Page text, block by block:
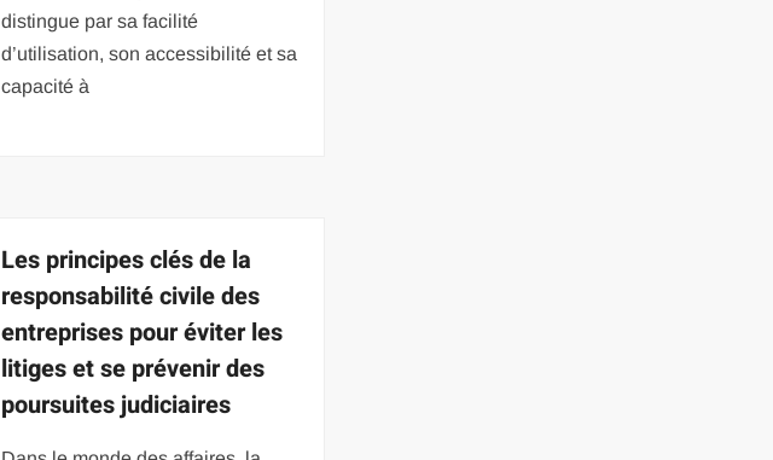
distingue par sa facilité
d’utilisation, son accessibilité et sa
capacité à
Les principes clés de la
responsabilité civile des
entreprises pour éviter les
litiges et se prévenir des
poursuites judiciaires